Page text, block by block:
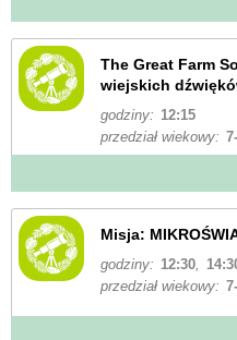
The Great Farm
wiejskich
godziny: 12:15
przedział wiekowy:
Misja:
godziny: 12:30,
przedział wiekowy: